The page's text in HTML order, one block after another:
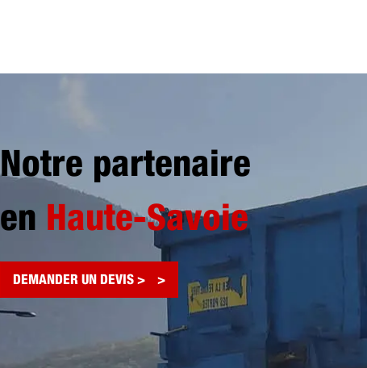
Notre partenaire
en Haute-Savoie
DEMANDER UN DEVIS >